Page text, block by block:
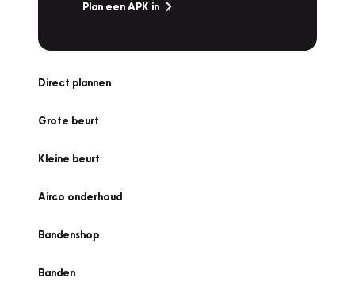
Plan een APK in
Direct plannen
Grote beurt
Kleine beurt
Airco onderhoud
Bandenshop
Banden